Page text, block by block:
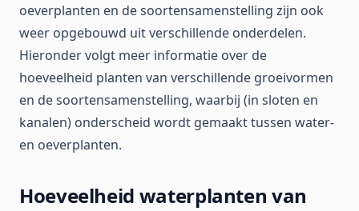
oeverplanten en de soortensamenstelling zijn ook
weer opgebouwd uit verschillende onderdelen.
Hieronder volgt meer informatie over de
hoeveelheid planten van verschillende groeivormen
en de soortensamenstelling, waarbij (in sloten en
kanalen) onderscheid wordt gemaakt tussen water-
en oeverplanten.
Hoeveelheid waterplanten van